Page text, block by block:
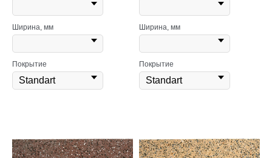
Ширина, мм
Покрытие
Ширина, мм
Покрытие